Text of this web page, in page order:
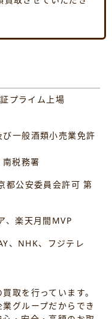
プライム上場
般酒類小売業免許
務署
安委員会許可 第
楽天月間MVP
NHK、フジテレ
取を行っています。
グループだからでき